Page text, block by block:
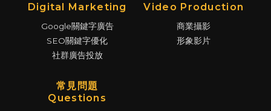
Digital Marketing
Google關鍵字廣告
SEO關鍵字優化
社群廣告投放
Video Production
商業攝影
形象影片
常見問題
Questions